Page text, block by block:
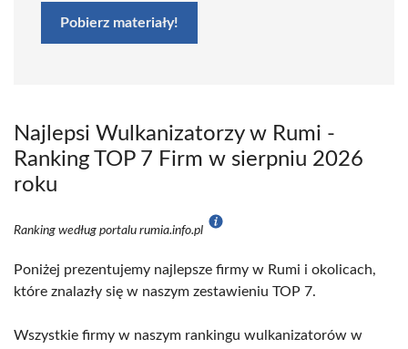
Pobierz materiały!
Najlepsi Wulkanizatorzy w Rumi -
Ranking TOP 7 Firm w sierpniu 2026
roku
Ranking według portalu rumia.info.pl
Poniżej prezentujemy najlepsze firmy w Rumi i okolicach,
które znalazły się w naszym zestawieniu TOP 7.
Wszystkie firmy w naszym rankingu wulkanizatorów w